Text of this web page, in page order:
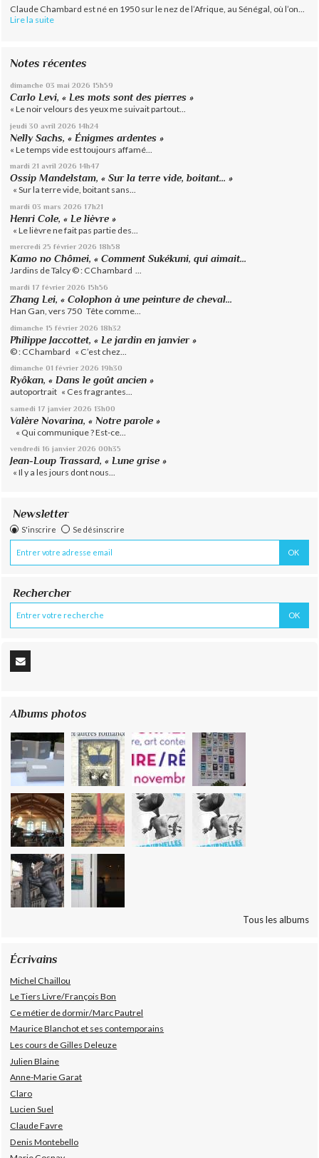
Claude Chambard est né en 1950 sur le nez de l’Afrique, au Sénégal, où l’on...
Lire la suite
Notes récentes
dimanche 03 mai 2026 15h59
Carlo Levi, « Les mots sont des pierres »
« Le noir velours des yeux me suivait partout...
jeudi 30 avril 2026 14h24
Nelly Sachs, « Énigmes ardentes »
« Le temps vide est toujours affamé...
mardi 21 avril 2026 14h47
Ossip Mandelstam, « Sur la terre vide, boitant… »
« Sur la terre vide, boitant sans...
mardi 03 mars 2026 17h21
Henri Cole, « Le lièvre »
« Le lièvre ne fait pas partie des...
mercredi 25 février 2026 18h58
Kamo no Chômei, « Comment Sukékuni, qui aimait...
Jardins de Talcy © : CChambard ...
mardi 17 février 2026 15h56
Zhang Lei, « Colophon à une peinture de cheval...
Han Gan, vers 750 Tête comme...
dimanche 15 février 2026 18h32
Philippe Jaccottet, « Le jardin en janvier »
© : CChambard « C’est chez...
dimanche 01 février 2026 19h30
Ryôkan, « Dans le goût ancien »
autoportrait « Ces fragrantes...
samedi 17 janvier 2026 13h00
Valère Novarina, « Notre parole »
« Qui communique ? Est-ce...
vendredi 16 janvier 2026 00h35
Jean-Loup Trassard, « Lune grise »
« Il y a les jours dont nous...
Newsletter
S'inscrire Se désinscrire
Rechercher
Albums photos
Tous les albums
Écrivains
Michel Chaillou
Le Tiers Livre/François Bon
Ce métier de dormir/Marc Pautrel
Maurice Blanchot et ses contemporains
Les cours de Gilles Deleuze
Julien Blaine
Anne-Marie Garat
Claro
Lucien Suel
Claude Favre
Denis Montebello